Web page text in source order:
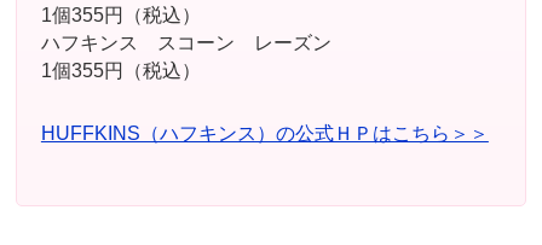
1個355円（税込）
ハフキンス スコーン レーズン
1個355円（税込）
HUFFKINS（ハフキンス）の公式ＨＰはこちら＞＞